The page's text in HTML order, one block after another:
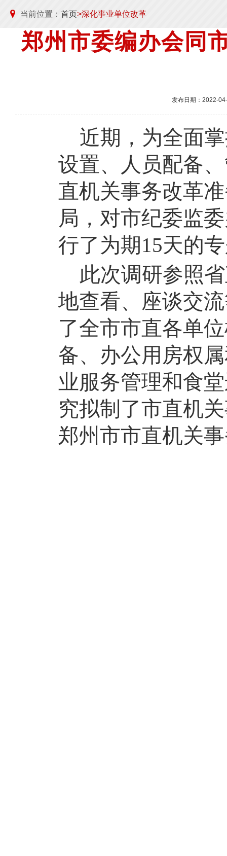
当前位置： 首页>深化事业单位改革
郑州市委编办会同
发布日期：2022-
近期，为全面
设置、人员配备
直机关事务改革
局，对市纪委监
行了为期15天的
此次调研参照
地查看、座谈交
了全市市直各单
备、办公用房权
业服务管理和食
究拟制了市直机
郑州市市直机关